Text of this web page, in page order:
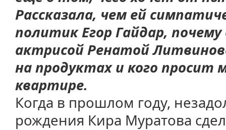
Рассказала, чем ей
политик Егор Гайдар,
актрисой Ренатой
на продуктах и кого просит
квартире.
Когда в прошлом году,
рождения Кира Муратова